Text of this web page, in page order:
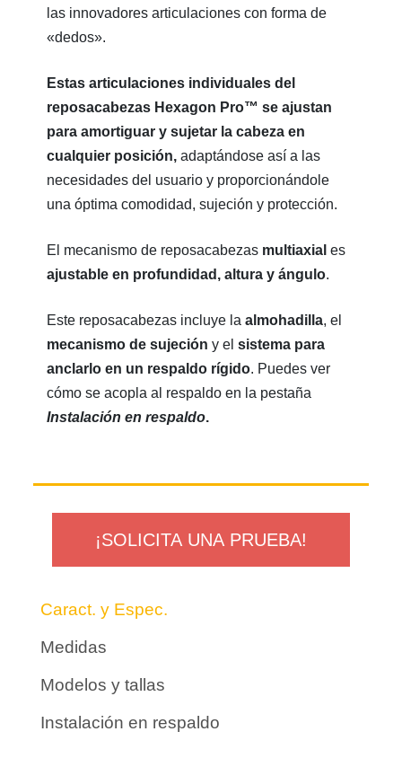
las innovadores articulaciones con forma de
«dedos».
Estas articulaciones individuales del
reposacabezas Hexagon Pro™ se ajustan
para amortiguar y sujetar la cabeza en
cualquier posición, adaptándose así a las
necesidades del usuario y proporcionándole
una óptima comodidad, sujeción y protección.
El mecanismo de reposacabezas multiaxial es‭
‬ajustable en profundidad‭, ‬altura y ángulo.
Este reposacabezas incluye laalmohadilla, el
mecanismo de sujecióny el sistema para
anclarlo en un respaldo rígido. Puedes ver
cómo se acopla al respaldo en la pestaña
Instalación en respaldo.
¡SOLICITA UNA PRUEBA!
Caract. y Espec.
Medidas
Modelos y tallas
Instalación en respaldo